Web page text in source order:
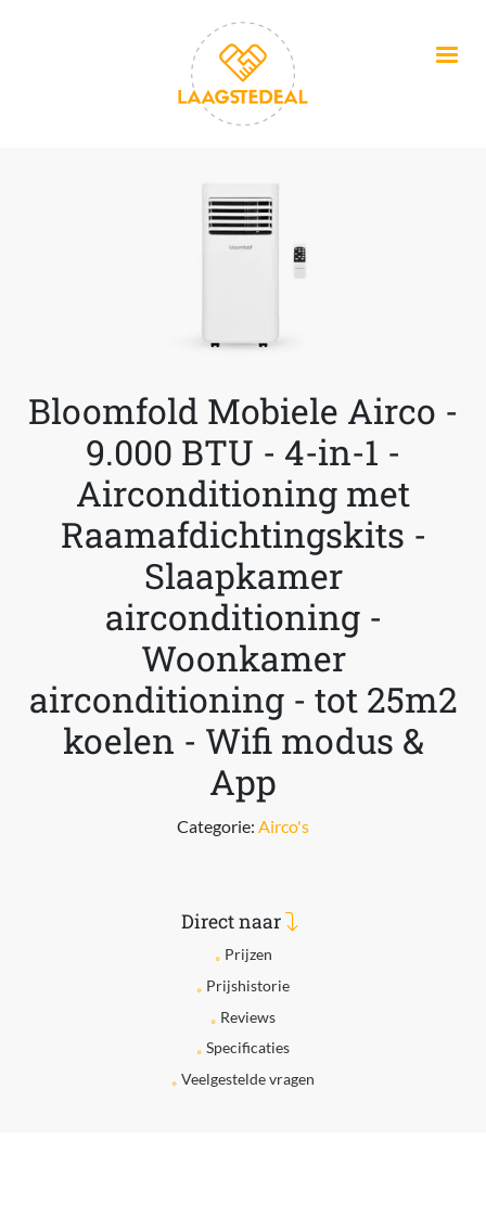
Bloomfold Mobiele Airco -
9.000 BTU - 4-in-1 -
Airconditioning met
Raamafdichtingskits -
Slaapkamer
airconditioning -
Woonkamer
airconditioning - tot 25m2
koelen - Wifi modus &
App
Categorie: Airco's
Direct naar
Prijzen
Prijshistorie
Reviews
Specificaties
Veelgestelde vragen